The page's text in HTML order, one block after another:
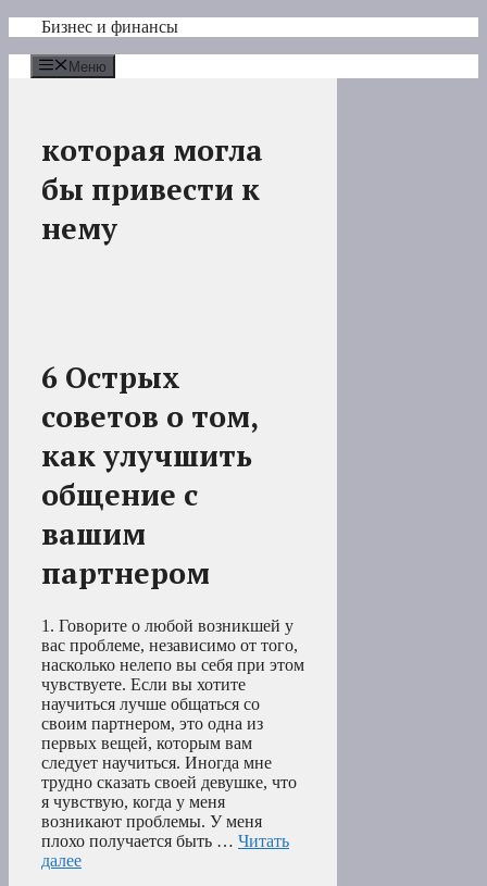
Перейти
содержимому
Бизнес и финансы
Меню
которая могла
бы привести к
нему
6 Острых
советов о том,
как улучшить
общение с
вашим
партнером
1. Говорите о любой возникшей у
вас проблеме, независимо от того,
насколько нелепо вы себя при этом
чувствуете. Если вы хотите
научиться лучше общаться со
своим партнером, это одна из
первых вещей, которым вам
следует научиться. Иногда мне
трудно сказать своей девушке, что
я чувствую, когда у меня
возникают проблемы. У меня
плохо получается быть … Читать
далее